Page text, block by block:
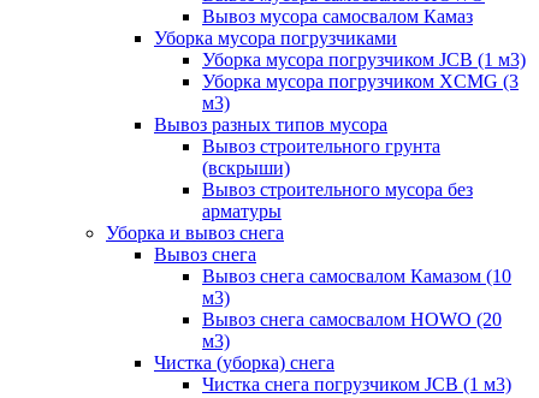
Вывоз мусора самосвалом Камаз
Уборка мусора погрузчиками
Уборка мусора погрузчиком JCB (1 м3)
Уборка мусора погрузчиком XCMG (3
м3)
Вывоз разных типов мусора
Вывоз строительного грунта
(вскрыши)
Вывоз строительного мусора без
арматуры
Уборка и вывоз снега
Вывоз снега
Вывоз снега самосвалом Камазом (10
м3)
Вывоз снега самосвалом HOWO (20
м3)
Чистка (уборка) снега
Чистка снега погрузчиком JCB (1 м3)